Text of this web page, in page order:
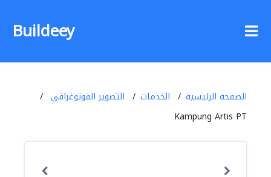
Buildeey
الصفحة الرئيسية الخدمات
التصوير الفوتوغرافي
Kampung Artis PT